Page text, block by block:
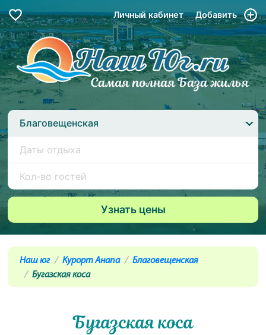
Личный кабинет Добавить
Благовещенская
Наш юг Курорт Анапа
Благовещенская
Бугазская коса
Бугазская коса